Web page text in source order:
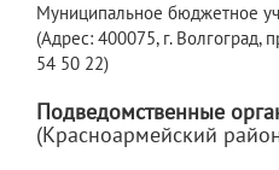
Муниципальное бюджетное
(Адрес: 400075, г. Волгоград,
54 50 22)
Подведомственные
(Красноармейский